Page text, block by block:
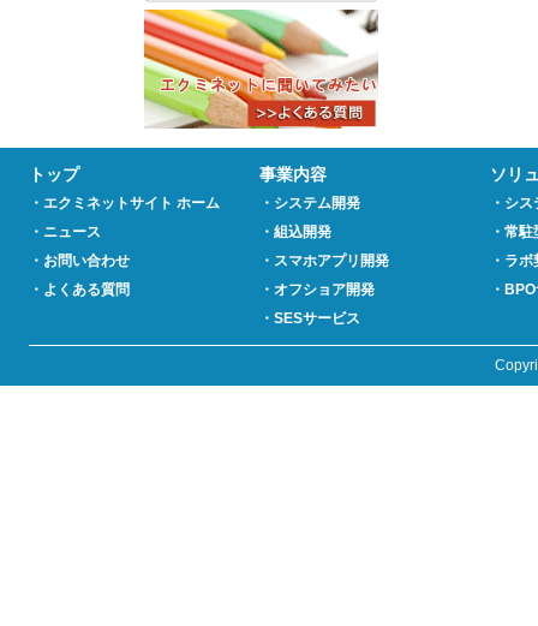
トップ
・エクミネットサイト ホーム
・ニュース
・お問い合わせ
・よくある質問
事業内容
・システム開発
・組込開発
・スマホアプリ開発
・オフショア開発
・SESサービス
ソリ
・シ
・常
・ラ
・